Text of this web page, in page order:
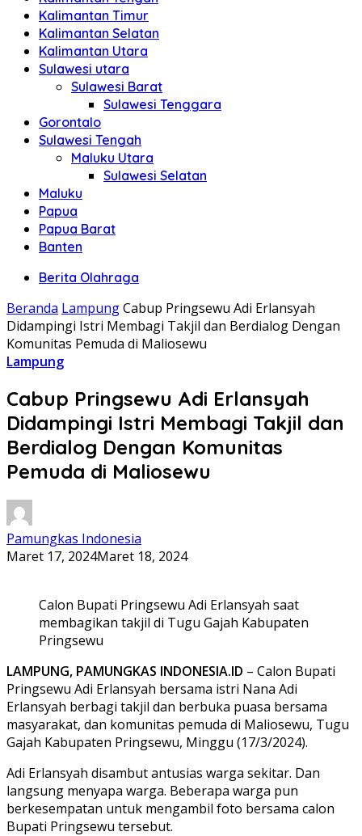
Kalimantan Timur
Kalimantan Selatan
Kalimantan Utara
Sulawesi utara
Sulawesi Barat
Sulawesi Tenggara
Gorontalo
Sulawesi Tengah
Maluku Utara
Sulawesi Selatan
Maluku
Papua
Papua Barat
Banten
Berita Olahraga
Beranda LampungCabup Pringsewu Adi Erlansyah
Didampingi Istri Membagi Takjil dan Berdialog Dengan
Komunitas Pemuda di Maliosewu
Lampung
Cabup Pringsewu Adi Erlansyah
Didampingi Istri Membagi Takjil dan
Berdialog Dengan Komunitas
Pemuda di Maliosewu
Pamungkas Indonesia
Maret 17, 2024Maret 18, 2024
Calon Bupati Pringsewu Adi Erlansyah saat
membagikan takjil di Tugu Gajah Kabupaten
Pringsewu
LAMPUNG, PAMUNGKAS INDONESIA.ID – Calon Bupati
Pringsewu Adi Erlansyah bersama istri Nana Adi
Erlansyah berbagi takjil dan berbuka puasa bersama
masyarakat, dan komunitas pemuda di Maliosewu, Tugu
Gajah Kabupaten Pringsewu, Minggu (17/3/2024).
Adi Erlansyah disambut antusias warga sekitar. Dan
langsung menyapa warga. Beberapa warga pun
berkesempatan untuk mengambil foto bersama calon
Bupati Pringsewu tersebut.